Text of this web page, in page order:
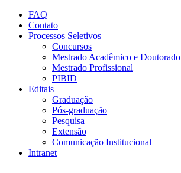
Conteúdo principal
FAQ
Contato
Processos Seletivos
Concursos
Mestrado Acadêmico e Doutorado
Mestrado Profissional
PIBID
Editais
Graduação
Pós-graduação
Pesquisa
Extensão
Comunicação Institucional
Intranet